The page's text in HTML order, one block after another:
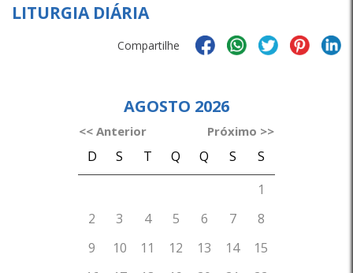
LITURGIA DIÁRIA
Compartilhe